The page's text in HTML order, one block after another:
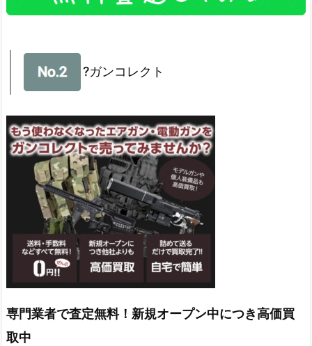
?ガンコレクト
専門業者で査定無料！新規オープン中につき高価買
取中